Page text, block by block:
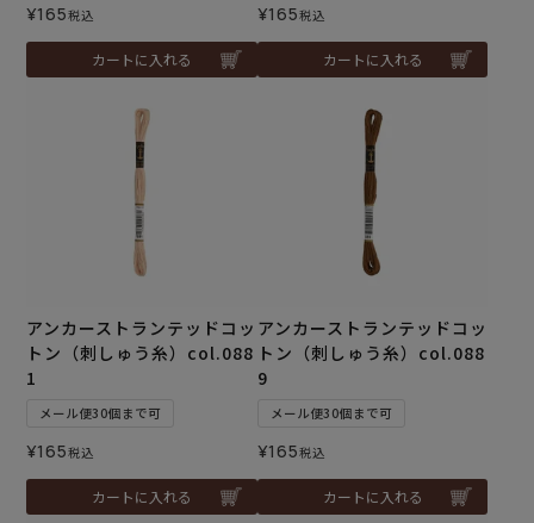
¥165税込
カートに入れる
¥165税込
カートに入れる
アンカーストランテッドコッ
トン（刺しゅう糸）col.088
1
メール便30個まで可
¥165税込
カートに入れる
アンカーストランテッドコッ
トン（刺しゅう糸）col.088
9
メール便30個まで可
¥165税込
カートに入れる